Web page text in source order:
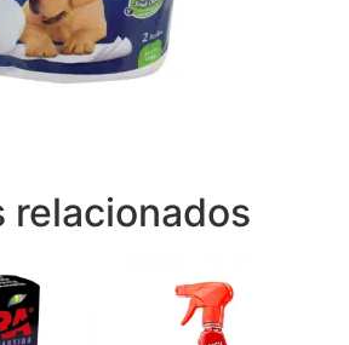
relacionados